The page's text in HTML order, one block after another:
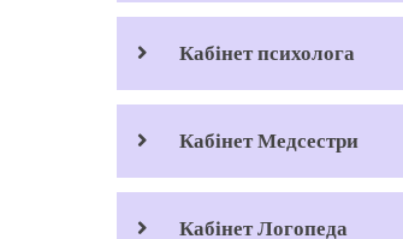
Кабінет психолога
Кабінет Медсестри
Кабінет Логопеда